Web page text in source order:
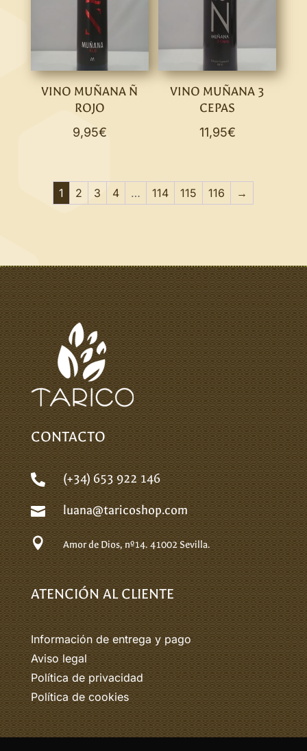
VINO MUÑANA Ñ
ROJO
9,95€
VINO MUÑANA 3
CEPAS
11,95€
1 2 3 4 … 114 115 116 →
CONTACTO
 (+34) 653 922 146
 luana@taricoshop.com
 Amor de Dios, nº14.41002 Sevilla.
ATENCIÓN AL CLIENTE
Información de entrega y pago
Aviso legal
Política de privacidad
Política de cookies